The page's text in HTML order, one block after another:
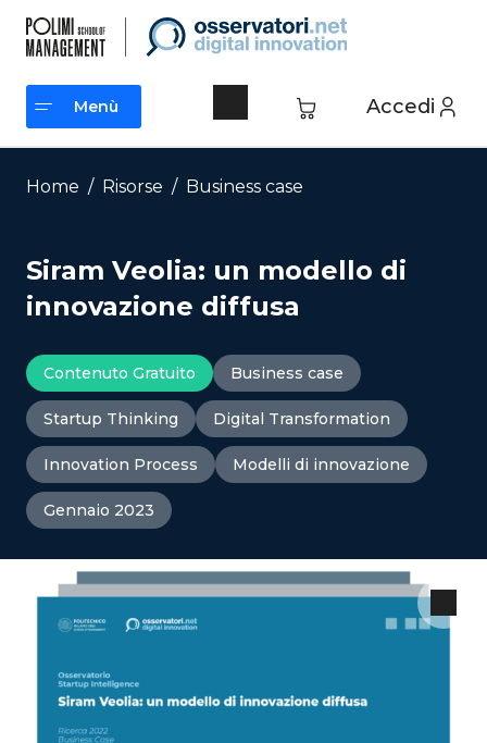
contenuto
Accedi
Menù
Menù
Home / Risorse / Business case
Siram Veolia: un modello di
innovazione diffusa
Contenuto Gratuito Business case
Startup Thinking Digital Transformation
Innovation Process Modelli di innovazione
Gennaio 2023